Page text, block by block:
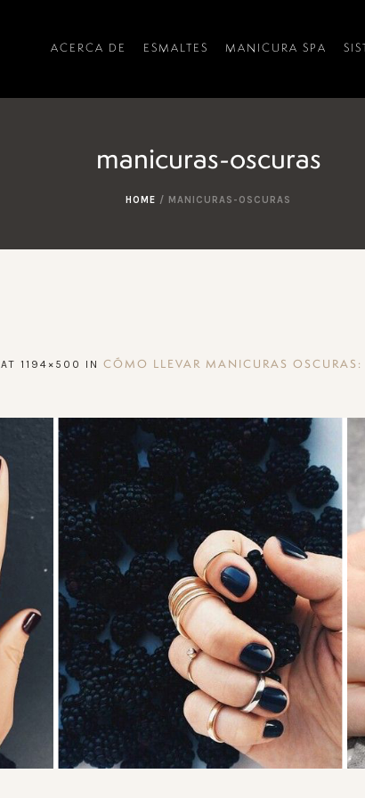
ACERCA DE ESMALTES MANICURA SPA
manicuras-oscuras
HOME / MANICURAS-OSCURAS
AT 1194×500 IN CÓMO LLEVAR MANICURAS